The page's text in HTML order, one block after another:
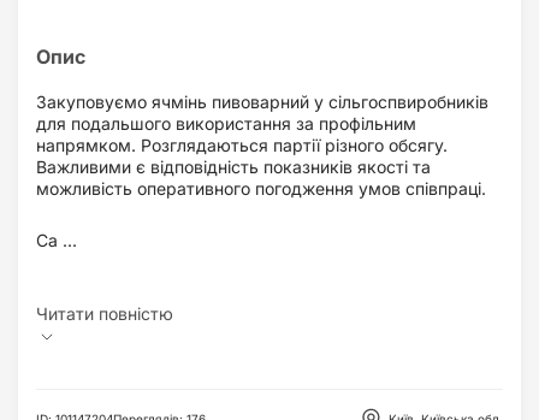
Закуповуємо ячмінь пивоварний у сільгоспвиробників
для подальшого використання за профільним
напрямком. Розглядаються партії різного обсягу.
Важливими є відповідність показників якості та
можливість оперативного погодження умов співпраці.
Са ...